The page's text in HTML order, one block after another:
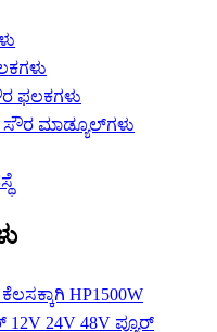
ಫಲಕಗಳು
ಮಾಡ್ಯೂಲ್‌ಗಳು